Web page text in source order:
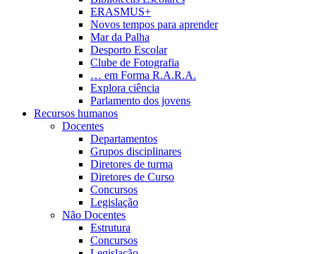
ERASMUS+
Novos tempos para aprender
Mar da Palha
Desporto Escolar
Clube de Fotografia
… em Forma R.A.R.A.
Explora ciência
Parlamento dos jovens
Recursos humanos
Docentes
Departamentos
Grupos disciplinares
Diretores de turma
Diretores de Curso
Concursos
Legislação
Não Docentes
Estrutura
Concursos